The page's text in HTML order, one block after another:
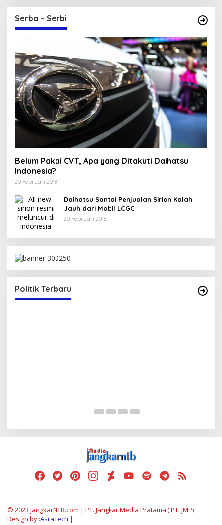
Serba – Serbi
Belum Pakai CVT, Apa yang Ditakuti Daihatsu
Indonesia?
20 Februari 2018
Daihatsu Santai Penjualan Sirion Kalah
Jauh dari Mobil LCGC
20 Februari 2018
Politik Terbaru
© 2023 JangkarNTB.com | PT. Jangkar Media Pratama ( PT. JMP)
Design by :AsraTech |